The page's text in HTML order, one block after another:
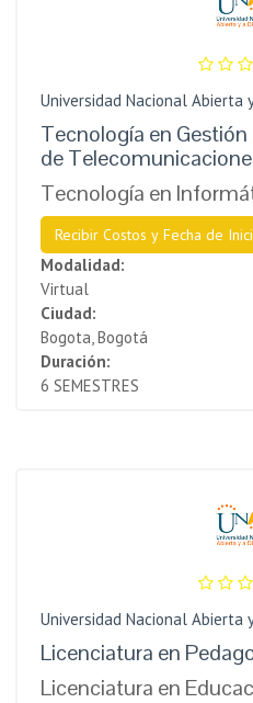
Universidad Nacional Abierta
Tecnología en
de
Tecnología en
Recibir Costos y Fecha de
Modalidad:
Virtual
Ciudad:
Bogota, Bogotá
Duración:
6 SEMESTRES
Universidad Nacional Abierta
Licenciatura en
Licenciatura en